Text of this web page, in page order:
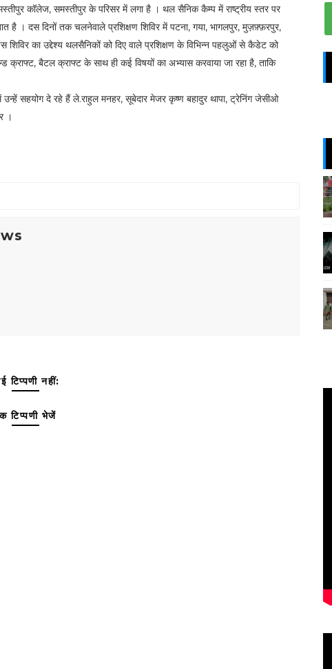
कॉलेज, समस्तीपुर के परिसर में लगा है । थल सैनिक कैम्प में राष्ट्रीय स्तर पर
है । दस दिनों तक चलनेवाले प्रशिक्षण शिविर में पटना, गया, भागलपुर, मुज़फ़्फ़रपुर,
का उद्देश्य थलसैनिकों को दिए वाले प्रशिक्षण के विभिन्न पहलुओं से कैडेट को
बैटल क्राफ्ट के साथ ही कई विषयों का अभ्यास करवाया जा रहा है, ताकि
सहयोग दे रहे हैं ले.राहुल मनहर, सूबेदार मेजर कृष्ण बहादुर थापा, ट्रेनिंग जेसीओ
।
टिप्पणी नहीं:
टिप्पणी भेजें